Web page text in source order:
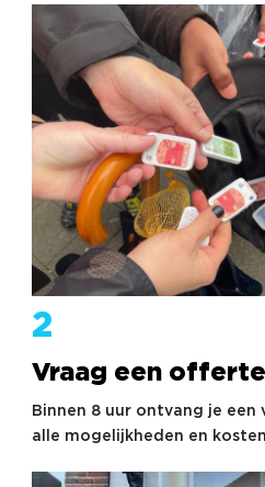
2
Vraag een
Binnen 8 uur ontvang je
alle mogelijkheden en